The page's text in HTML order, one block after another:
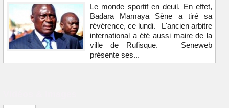
Le monde sportif en deuil. En effet,
Badara Mamaya Sène a tiré sa
révérence, ce lundi. L'ancien arbitre
international a été aussi maire de la
ville de Rufisque. Seneweb
présente ses...